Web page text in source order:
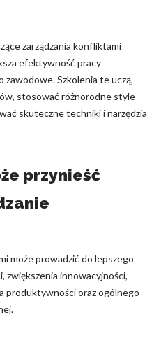
zarządzania konfliktami
efektywność pracy
Szkolenia te uczą,
stosować różnorodne style
skuteczne techniki i narzędzia
przynieść
może prowadzić do lepszego
zwiększenia innowacyjności,
produktywności oraz ogólnego